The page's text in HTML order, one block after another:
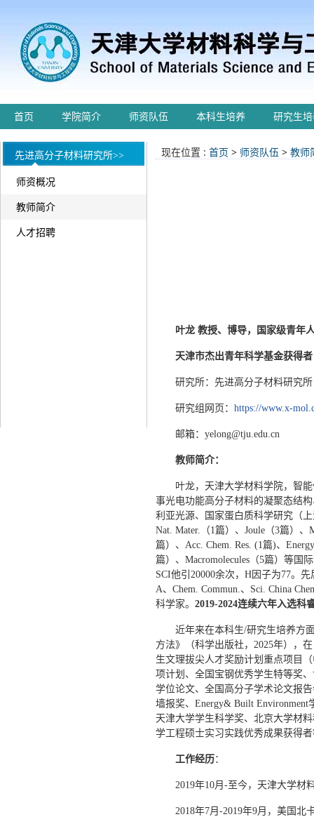
首页 学院简介 师资队伍 本科生培养 研究生
先进高分子材料研究所>>
师资概况
教师简介
人才招聘
现在位置 : 首页 > 师资队伍 > 教师
叶龙 教授、博导， 国家级青年
天津市杰出青年科学基金获得者
研究所：先进高分子材料研究所
研究组网页： https://www.x-
邮箱：yelong@tju.edu.cn
教师简介：
叶龙，天津大学材料学院，智
事光电功能高分子材料的凝聚态结
利亚光源、国家蛋白质科学研究（
Nat. Mater.（1篇）、Joule（3篇）
篇）、Acc. Chem. Res. (1篇)、
篇）、Macromolecules（5篇）等国
SCI他引20000余次，H因子为77。
A、Chem. Commun.、Sci. China
科学家。 2019-2024连续六年入选科
近年来在本科生/研究生培养方
方法》（科学出版社，2025年），
生文理拔尖人才奖励计划重点项目
项计划、全国宝钢优秀学生特等奖
学位论文、全国高分子学术论文报
墙报奖、Energy& Built Environment
天津大学学生科学奖、北京大学材
学工程硕士实习实践优秀成果获得
工作经历 ：
2019年10月-至今，天津大学材
2018年7月-2019年9月，美国